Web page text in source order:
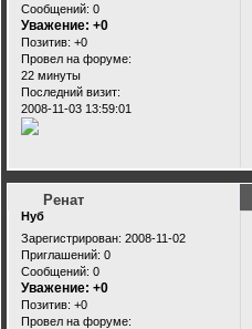
Сообщений: 0
Уважение: +0
Позитив: +0
Провел на форуме:
22 минуты
Последний визит:
2008-11-03 13:59:01
Ренат
Нуб
Зарегистрирован: 2008-11-02
Приглашений: 0
Сообщений: 0
Уважение: +0
Позитив: +0
Провел на форуме: